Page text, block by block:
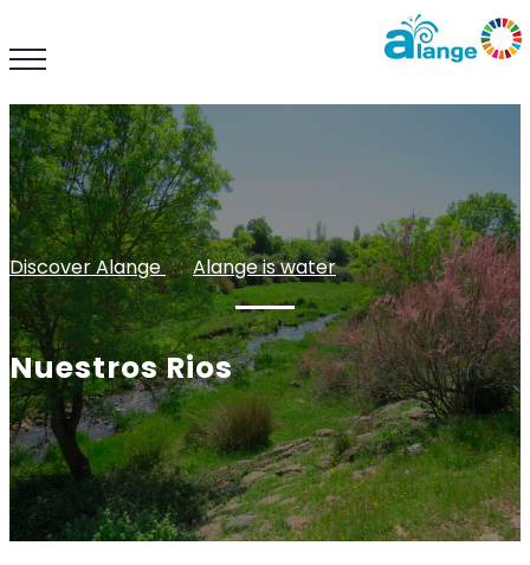
Discover Alange: : Alange is water
Nuestros Rios